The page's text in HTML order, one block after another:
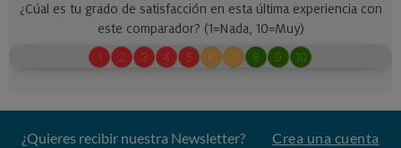
¿Quieres recibir nuestra Newsletter? Crea una cuenta